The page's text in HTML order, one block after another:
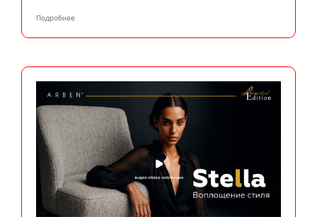
Подробнее